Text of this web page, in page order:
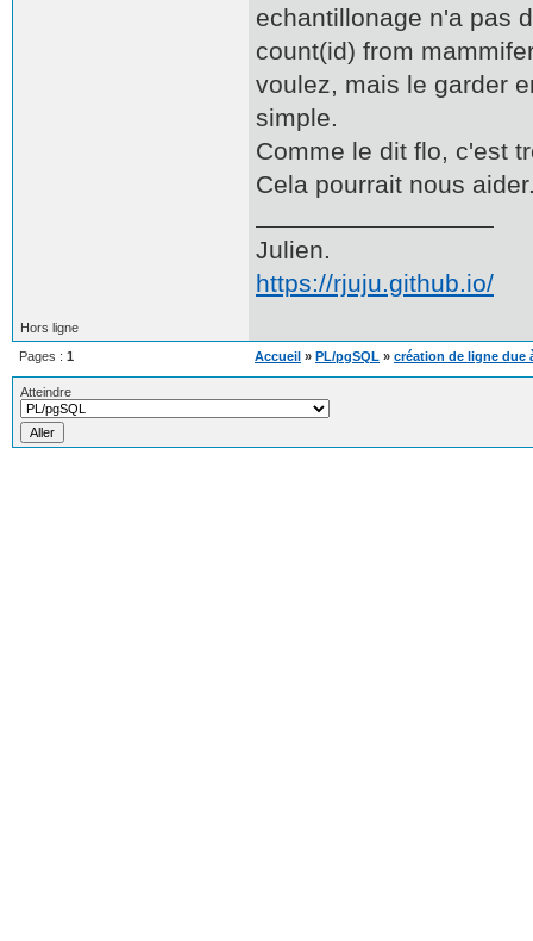
echantillonage n'a pas
count(id) from
voulez, mais le garder
simple.
Comme le dit flo, c'est
Cela pourrait nous
Julien.
https://rjuju.github.io/
Hors ligne
Pages : 1 Accueil » PL/pgSQL » création de ligne due
Atteindre